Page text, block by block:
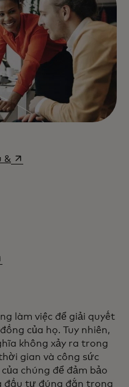
& opens in a new tab
a new tab
in a new tab
làm việc để giải quyết
của họ. Tuy nhiên,
không xảy ra trong
gian và công sức
chúng để đảm bảo
đầu tư đúng đắn trong